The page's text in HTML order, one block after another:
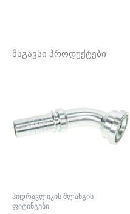
მსგავსი პროდუქტები
ჰიდრავლიკის შლანგის
ფიტინგები